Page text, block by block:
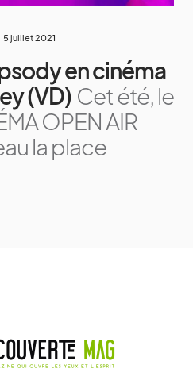
5 juillet 2021
en cinéma
(VD) Cet été, le
OPEN AIR
la place